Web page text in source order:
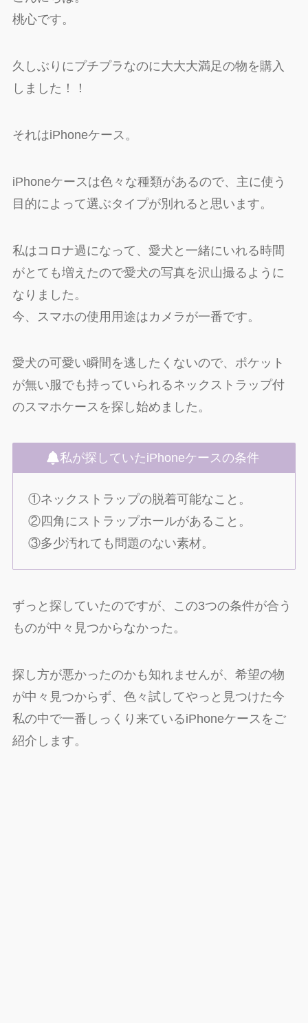
桃心です。
久しぶりにプチプラなのに大大大満足の物を購入
しました！！
それはiPhoneケース。
iPhoneケースは色々な種類があるので、主に使う
目的によって選ぶタイプが別れると思います。
私はコロナ過になって、愛犬と一緒にいれる時間
がとても増えたので愛犬の写真を沢山撮るように
なりました。
今、スマホの使用用途はカメラが一番です。
愛犬の可愛い瞬間を逃したくないので、ポケット
が無い服でも持っていられるネックストラップ付
のスマホケースを探し始めました。
私が探していたiPhoneケースの条件
①ネックストラップの脱着可能なこと。
②四角にストラップホールがあること。
③多少汚れても問題のない素材。
ずっと探していたのですが、この3つの条件が合う
ものが中々見つからなかった。
探し方が悪かったのかも知れませんが、希望の物
が中々見つからず、色々試してやっと見つけた今
私の中で一番しっくり来ているiPhoneケースをご
紹介します。